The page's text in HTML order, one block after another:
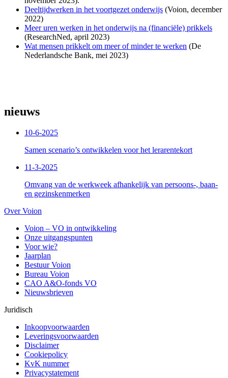
Deeltijdwerken in het voortgezet onderwijs (Voion, december
2022)
Meer uren werken in het onderwijs na (financiële) prikkels
(ResearchNed, april 2023)
Wat mensen prikkelt om meer of minder te werken (De
Nederlandsche Bank, mei 2023)
nieuws
10-6-2025
Samen scenario’s ontwikkelen voor het lerarentekort
11-3-2025
Omvang van de werkweek afhankelijk van persoons-, baan-
en gezinskenmerken
Over Voion
Voion – VO in ontwikkeling
Onze uitgangspunten
Voor wie?
Jaarplan
Bestuur Voion
Bureau Voion
CAO A&O-fonds VO
Nieuwsbrieven
Juridisch
Inkoopvoorwaarden
Leveringsvoorwaarden
Disclaimer
Cookiepolicy
KvK nummer
Privacystatement